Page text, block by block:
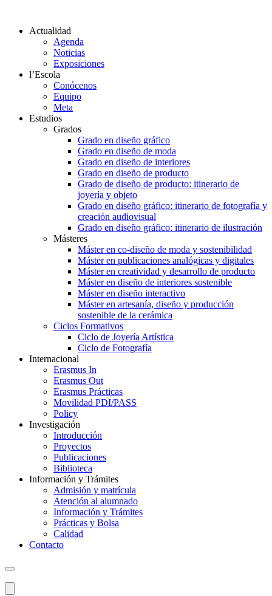
Actualidad
Agenda
Noticias
Exposiciones
l’Escola
Conócenos
Equipo
Meta
Estudios
Grados
Grado en diseño gráfico
Grado en diseño de moda
Grado en diseño de interiores
Grado en diseño de producto
Grado de diseño de producto: itinerario de
joyería y objeto
Grado en diseño gráfico: itinerario de fotografía y
creación audiovisual
Grado en diseño gráfico: itinerario de ilustración
Másteres
Máster en co-diseño de moda y sostenibilidad
Máster en publicaciones analógicas y digitales
Máster en creatividad y desarrollo de producto
Máster en diseño de interiores sostenible
Máster en diseño interactivo
Máster en artesanía, diseño y producción
sostenible de la cerámica
Ciclos Formativos
Ciclo de Joyería Artística
Ciclo de Fotografía
Internacional
Erasmus In
Erasmus Out
Erasmus Prácticas
Movilidad PDI/PASS
Policy
Investigación
Introducción
Proyectos
Publicaciones
Biblioteca
Información y Trámites
Admisión y matrícula
Atención al alumnado
Información y Trámites
Prácticas y Bolsa
Calidad
Contacto